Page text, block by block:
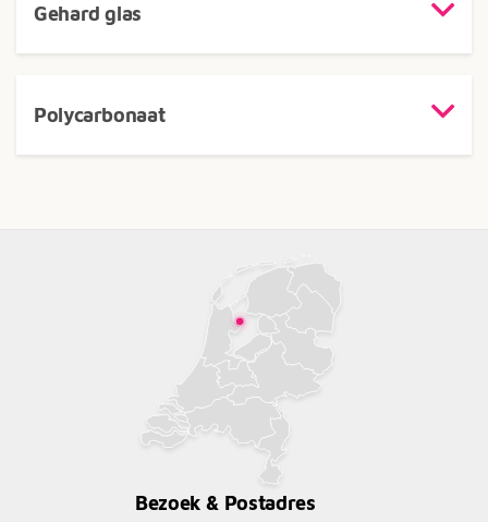
Gehard glas
Polycarbonaat
Bezoek & Postadres